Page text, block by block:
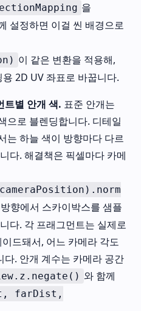
을
설정하면 이걸 씬 배경으로
이 같은 변환을 적용해,
2D UV 좌표로 바꿉니다.
트별 안개 색. 표준 안개는
으로 블렌딩합니다. 디테일
는 하늘 색이 방향마다 다르
다. 해결책은 픽셀마다 카메
향에서 스카이박스를 샘플
다. 각 프래그먼트는 실제로
드돼서, 어느 카메라 각도
. 안개 계수는 카메라 공간
와 함께
farDist,